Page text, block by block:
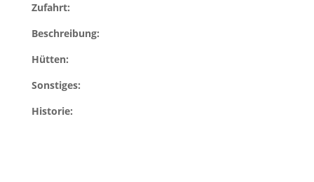
Zufahrt:
Beschreibung:
Hütten:
Sonstiges:
Historie: